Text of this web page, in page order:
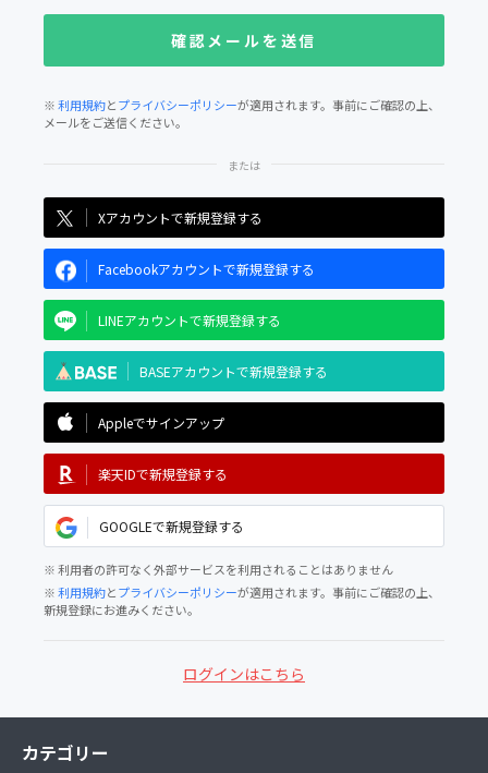
※利用規約とプライバシーポリシーが適用されます。事前にご確認の上、
メールをご送信ください。
Xアカウントで新規登録する
Facebookアカウントで新規登録する
LINEアカウントで新規登録する
BASEアカウントで新規登録する
Appleでサインアップ
楽天IDで新規登録する
GOOGLEで新規登録する
※ 利用者の許可なく外部サービスを利用されることはありません
※利用規約とプライバシーポリシーが適用されます。事前にご確認の上、
新規登録にお進みください。
ログインはこちら
カテゴリー